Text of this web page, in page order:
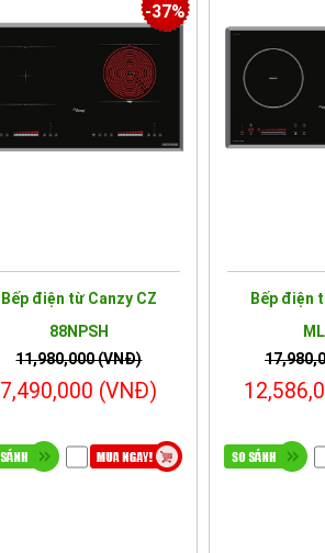
-37%
Bếp điện từ Canzy CZ
88NPSH
11,980,000 (VNĐ)
7,490,000 (VNĐ)
Bếp điện